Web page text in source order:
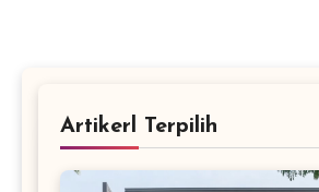
Artikerl Terpilih